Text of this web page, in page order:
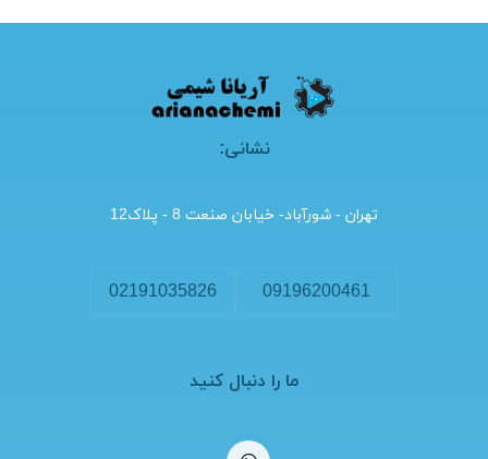
نشانی:
تهران - شورآباد- خیابان صنعت 8 - پلاک12
09196200461
02191035826
ما را دنبال کنید